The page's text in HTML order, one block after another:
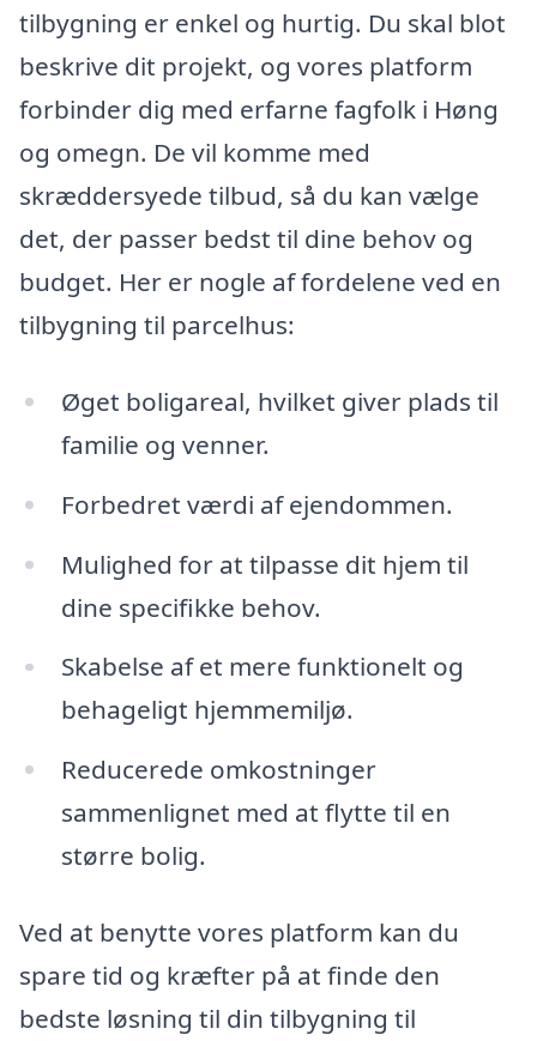
tilbygning er enkel og hurtig. Du skal blot
beskrive dit projekt, og vores platform
forbinder dig med erfarne fagfolk i Høng
og omegn. De vil komme med
skræddersyede tilbud, så du kan vælge
det, der passer bedst til dine behov og
budget. Her er nogle af fordelene ved en
tilbygning til parcelhus:
Øget boligareal, hvilket giver plads til
familie og venner.
Forbedret værdi af ejendommen.
Mulighed for at tilpasse dit hjem til
dine specifikke behov.
Skabelse af et mere funktionelt og
behageligt hjemmemiljø.
Reducerede omkostninger
sammenlignet med at flytte til en
større bolig.
Ved at benytte vores platform kan du
spare tid og kræfter på at finde den
bedste løsning til din tilbygning til